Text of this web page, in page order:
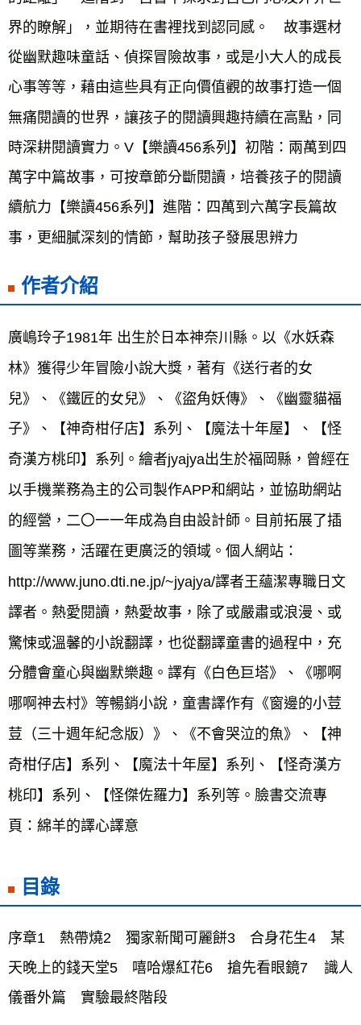
界的瞭解」，並期待在書裡找到認同感。　故事選材
從幽默趣味童話、偵探冒險故事，或是小大人的成長
心事等等，藉由這些具有正向價值觀的故事打造一個
無痛閱讀的世界，讓孩子的閱讀興趣持續在高點，同
時深耕閱讀實力。V【樂讀456系列】初階：兩萬到四
萬字中篇故事，可按章節分斷閱讀，培養孩子的閱讀
續航力【樂讀456系列】進階：四萬到六萬字長篇故
事，更細膩深刻的情節，幫助孩子發展思辨力
作者介紹
廣嶋玲子1981年 出生於日本神奈川縣。以《水妖森
林》獲得少年冒險小說大獎，著有《送行者的女
兒》、《鐵匠的女兒》、《盜角妖傳》、《幽靈貓福
子》、【神奇柑仔店】系列、【魔法十年屋】、【怪
奇漢方桃印】系列。繪者jyajya出生於福岡縣，曾經在
以手機業務為主的公司製作APP和網站，並協助網站
的經營，二〇一一年成為自由設計師。目前拓展了插
圖等業務，活躍在更廣泛的領域。個人網站：
http://www.juno.dti.ne.jp/~jyajya/譯者王蘊潔專職日文
譯者。熱愛閱讀，熱愛故事，除了或嚴肅或浪漫、或
驚悚或溫馨的小說翻譯，也從翻譯童書的過程中，充
分體會童心與幽默樂趣。譯有《白色巨塔》、《哪啊
哪啊神去村》等暢銷小說，童書譯作有《窗邊的小荳
荳（三十週年紀念版）》、《不會哭泣的魚》、【神
奇柑仔店】系列、【魔法十年屋】系列、【怪奇漢方
桃印】系列、【怪傑佐羅力】系列等。臉書交流專
頁：綿羊的譯心譯意
目錄
序章1　熱帶燒2　獨家新聞可麗餅3　合身花生4　某
天晚上的錢天堂5　嘻哈爆紅花6　搶先看眼鏡7    識人
儀番外篇　實驗最終階段